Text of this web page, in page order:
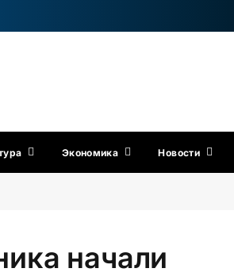
Экономика Новости
начали